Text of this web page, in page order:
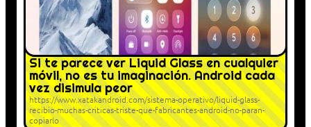
Si te parece ver Liquid Glass en cualquier
móvil, no es tu imaginación. Android cada
vez disimula peor
https://www.xatakandroid.com/sistema-operativo/liquid-glass-
recibio-muchas-criticas-triste-que-fabricantes-android-no-paran-
copiarlo